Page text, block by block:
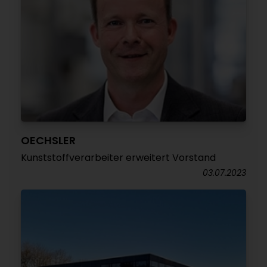
OECHSLER
Kunststoffverarbeiter erweitert Vorstand
03.07.2023